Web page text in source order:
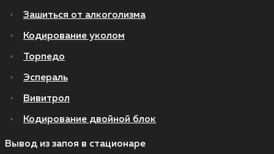
Зашиться от алкоголизма
Кодирование уколом
Торпедо
Эспераль
Вивитрол
Кодирование двойной блок
Вывод из запоя в стационаре